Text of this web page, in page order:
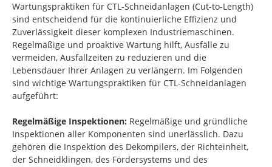
Wartungspraktiken für CTL-Schneidanlagen (Cut-to-Length)
sind entscheidend für die kontinuierliche Effizienz und
Zuverlässigkeit dieser komplexen Industriemaschinen.
Regelmäßige und proaktive Wartung hilft, Ausfälle zu
vermeiden, Ausfallzeiten zu reduzieren und die
Lebensdauer Ihrer Anlagen zu verlängern. Im Folgenden
sind wichtige Wartungspraktiken für CTL-Schneidanlagen
aufgeführt:
Regelmäßige Inspektionen: Regelmäßige und gründliche
Inspektionen aller Komponenten sind unerlässlich. Dazu
gehören die Inspektion des Dekompilers, der Richteinheit,
der Schneidklingen, des Fördersystems und des